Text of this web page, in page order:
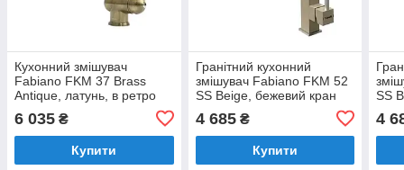
Кухонний змішувач
Fabiano FKM 37 Brass
Antique, латунь, в ретро
стилі, кран для мийки на
кухню 8232.403.0343
6 035 ₴
Купити
Гранітний кухонний
змішувач Fabiano FKM 52
SS Beige, бежевий кран
(8232.401.0659)
4 685₴
Купити
SS
4